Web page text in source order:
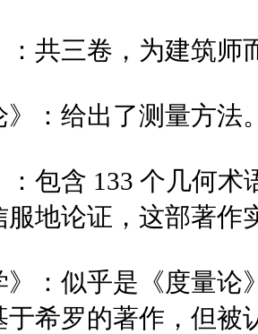
：共三卷，为建筑师
》：给出了测量方法
：包含 133 个几何
服地论证，这部著作
》：似乎是《度量
于希罗的著作，但被